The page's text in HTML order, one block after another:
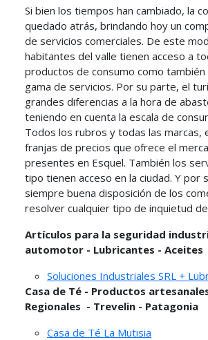
Si bien los tiempos han cambiado, la
quedado atrás, brindando hoy un
de servicios comerciales. De este
habitantes del valle tienen acceso a
productos de consumo como también
gama de servicios. Por su parte, el
grandes diferencias a la hora de
teniendo en cuenta la escala de
Todos los rubros y todas las marcas,
franjas de precios que ofrece el
presentes en Esquel. También los
tipo tienen acceso en la ciudad. Y por
siempre buena disposición de los
resolver cualquier tipo de inquietud
Artículos para la seguridad
automotor - Lubricantes - Aceites
Soluciones Industriales SRL +
Casa de Té - Productos
Regionales - Trevelin - Patagonia
Casa de Té La Mutisia